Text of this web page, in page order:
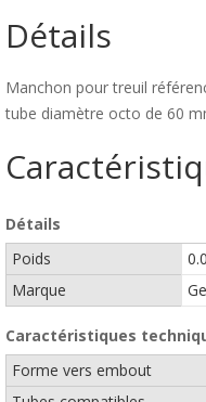
Détails
Manchon pour treuil
tube diamètre octo de 60
Détails
Poids
Marque
Caractéristiques
Forme vers embout